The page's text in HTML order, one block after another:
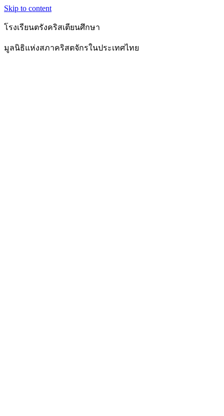
Skip to content
โรงเรียนตรังคริสเตียนศึกษา
มูลนิธิแห่งสภาคริสตจักรในประเทศไทย